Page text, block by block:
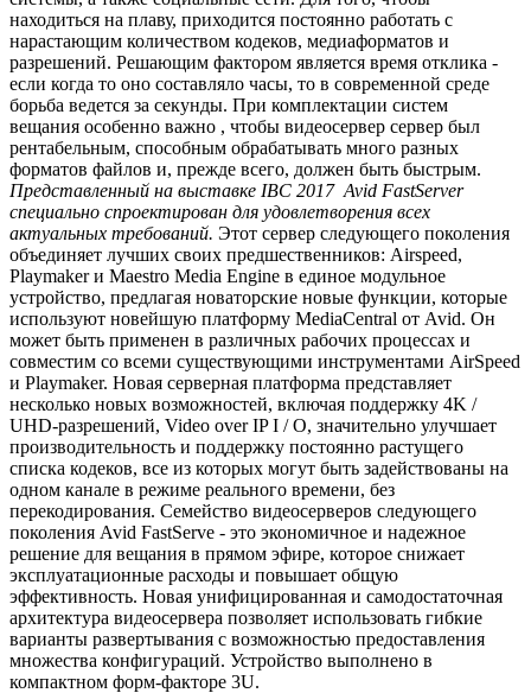
находиться на плаву, приходится постоянно работать с
нарастающим количеством кодеков, медиаформатов и
разрешений. Решающим фактором является время отклика -
если когда то оно составляло часы, то в современной среде
борьба ведется за секунды. При комплектации систем
вещания особенно важно , чтобы видеосервер сервер был
рентабельным, способным обрабатывать много разных
форматов файлов и, прежде всего, должен быть быстрым.
Представленный на выставке IBC 2017 Avid FastServer
специально спроектирован для удовлетворения всех
актуальных требований. Этот сервер следующего поколения
объединяет лучших своих предшественников: Airspeed,
Playmaker и Maestro Media Engine в единое модульное
устройство, предлагая новаторские новые функции, которые
используют новейшую платформу MediaCentral от Avid. Он
может быть применен в различных рабочих процессах и
совместим со всеми существующими инструментами AirSpeed
​​и Playmaker. Новая серверная платформа представляет
несколько новых возможностей, включая поддержку 4K /
UHD-разрешений, Video over IP I / O, значительно улучшает
производительность и поддержку постоянно растущего
списка кодеков, все из которых могут быть задействованы на
одном канале в режиме реального времени, без
перекодирования. Семейство видеосерверов следующего
поколения Avid FastServe - это экономичное и надежное
решение для вещания в прямом эфире, которое снижает
эксплуатационные расходы и повышает общую
эффективность. Новая унифицированная и самодостаточная
архитектура видеосервера позволяет использовать гибкие
варианты развертывания с возможностью предоставления
множества конфигураций. Устройство выполнено в
компактном форм-факторе 3U.